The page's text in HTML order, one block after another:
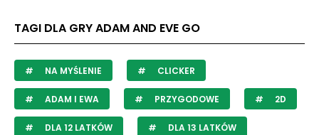
TAGI DLA GRY ADAM AND EVE GO
NA MYŚLENIE CLICKER
ADAM I EWA PRZYGODOWE 2D
DLA 12 LATKÓW DLA 13 LATKÓW